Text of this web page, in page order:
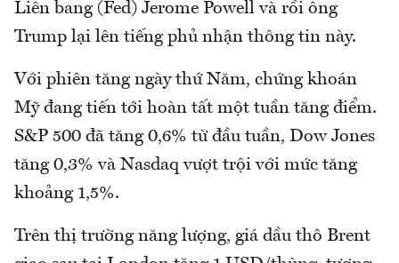
Liên bang (Fed) Jerome Powell và rồi ông
Trump lại lên tiếng phủ nhận thông tin này.
Với phiên tăng ngày thứ Năm, chứng khoán
Mỹ đang tiến tới hoàn tất một tuần tăng điểm.
S&P 500 đã tăng 0,6% từ đầu tuần, Dow Jones
tăng 0,3% và Nasdaq vượt trội với mức tăng
khoảng 1,5%.
Trên thị trường năng lượng, giá dầu thô Brent